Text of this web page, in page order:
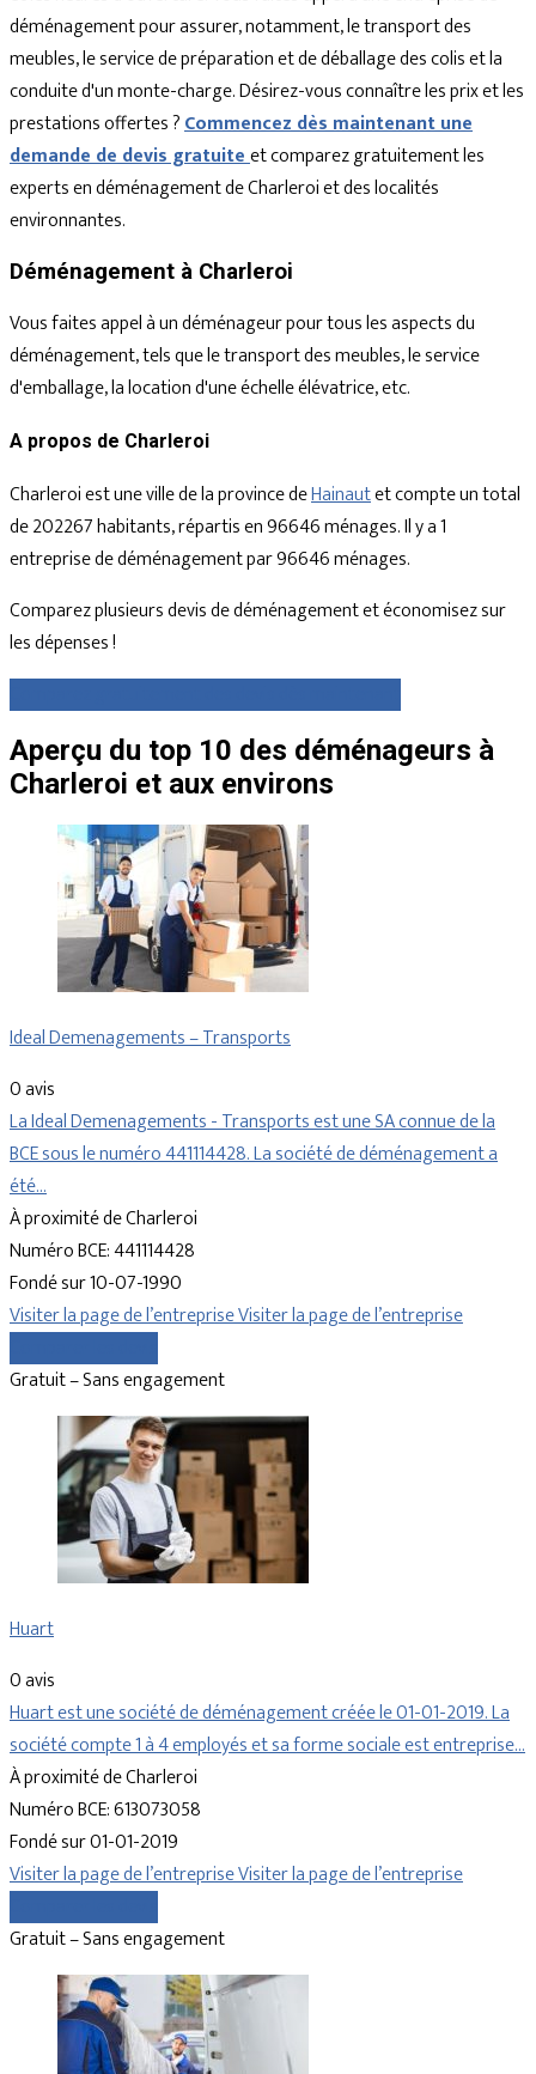
déménagement pour assurer, notamment, le transport des
meubles, le service de préparation et de déballage des colis et la
conduite d'un monte-charge. Désirez-vous connaître les prix et les
prestations offertes ?Commencez dès maintenant une
demande de devis gratuiteet comparez gratuitement les
experts en déménagement de Charleroi et des localités
environnantes.
Déménagement à Charleroi
Vous faites appel à un déménageur pour tous les aspects du
déménagement, tels que le transport des meubles, le service
d'emballage, la location d'une échelle élévatrice, etc.
A propos de Charleroi
Charleroi est une ville de la province deHainautet compte un total
de 202267 habitants, répartis en 96646 ménages. Il y a 1
entreprise de déménagement par 96646 ménages.
Comparez plusieurs devis de déménagement et économisez sur
les dépenses !
Aperçu du top 10 des déménageurs à
Charleroi et aux environs
Ideal Demenagements – Transports
0 avis
La Ideal Demenagements - Transports est une SA connue de la
BCE sous le numéro 441114428. La société de déménagement a
été…
À proximité de Charleroi
Numéro BCE: 441114428
Fondé sur 10-07-1990
Visiter la page de l’entrepriseVisiter la page de l’entreprise
Gratuit – Sans engagement
Huart
0 avis
Huart est une société de déménagement créée le 01-01-2019. La
société compte 1 à 4 employés et sa forme sociale est entreprise…
À proximité de Charleroi
Numéro BCE: 613073058
Fondé sur 01-01-2019
Visiter la page de l’entrepriseVisiter la page de l’entreprise
Gratuit – Sans engagement